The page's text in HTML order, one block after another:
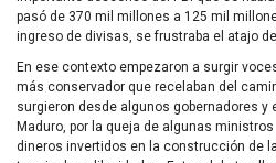
pasó de 370 mil millones a 125 mil
ingreso de divisas, se frustraba el atajo
En ese contexto empezaron a surgir
más conservador que recelaban del
surgieron desde algunos gobernadores y
Maduro, por la queja de algunas
dineros invertidos en la construcción de